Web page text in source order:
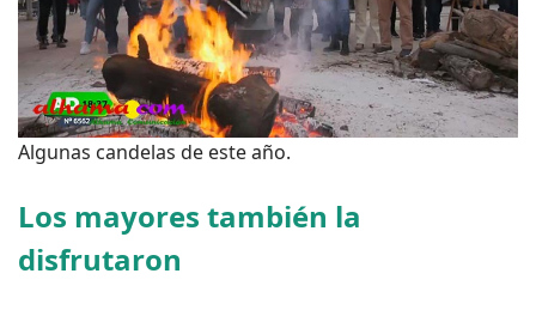
Algunas candelas de este año.
Los mayores también la
disfrutaron